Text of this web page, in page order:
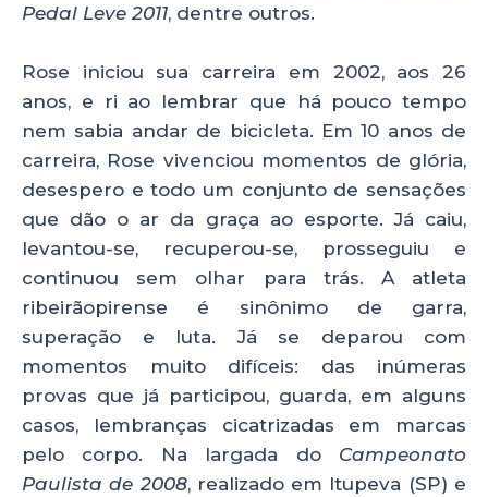
Pedal Leve 2011, dentre outros.
Rose iniciou sua carreira em 2002, aos 26
anos, e ri ao lembrar que há pouco tempo
nem sabia andar de bicicleta. Em 10 anos de
carreira, Rose vivenciou momentos de glória,
desespero e todo um conjunto de sensações
que dão o ar da graça ao esporte. Já caiu,
levantou-se, recuperou-se, prosseguiu e
continuou sem olhar para trás. A atleta
ribeirãopirense é sinônimo de garra,
superação e luta. Já se deparou com
momentos muito difíceis: das inúmeras
provas que já participou, guarda, em alguns
casos, lembranças cicatrizadas em marcas
pelo corpo. Na largada do Campeonato
Paulista de 2008, realizado em Itupeva (SP) e